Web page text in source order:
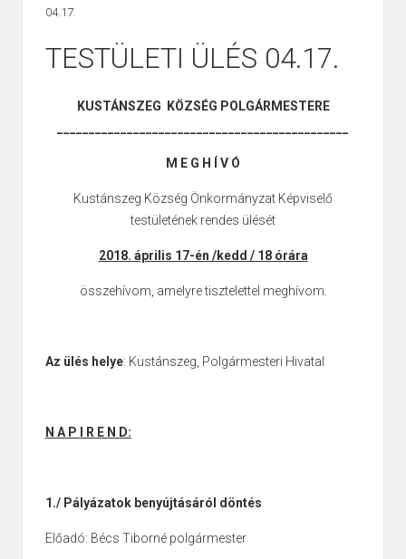
04.17.
TESTÜLETI ÜLÉS 04.17.
KUSTÁNSZEG KÖZSÉG POLGÁRMESTERE
M E G H Í V Ó
Kustánszeg Község Önkormányzat Képviselő
testületének rendes ülését
2018. április 17-én /kedd / 18 órára
összehívom, amelyre tisztelettel meghívom.
Az ülés helye: Kustánszeg, Polgármesteri Hivatal
N A P I R E N D:
1./ Pályázatok benyújtásáról döntés
Előadó: Bécs Tiborné polgármester